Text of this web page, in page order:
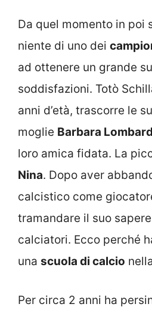
Da quel momento in poi
niente di uno dei
ad ottenere un grande
soddisfazioni. Totò
anni d’età, trascorre le
moglie Barbara
loro amica fidata. La
Nina. Dopo aver
calcistico come
tramandare il suo
calciatori. Ecco perché
una scuola di calcio
Per circa 2 anni ha